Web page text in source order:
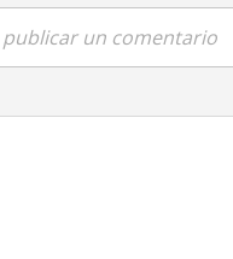
un comentario